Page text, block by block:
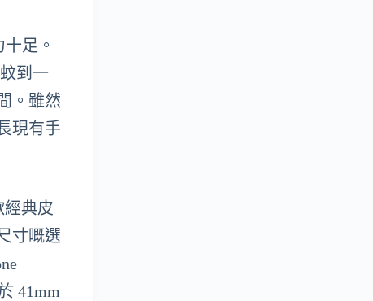
足。
到一
。雖然
現有手
經典皮
寸嘅選
41mm